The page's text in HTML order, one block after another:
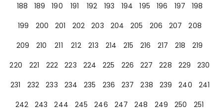
188
189 190 191 192 193 194 195 196 197
198
199
200 201 202 203 204 205 206 207
208
209
210 211 212 213 214 215 216 217 218
219
220
221 222 223 224 225 226 227 228 229
230
231
232 233 234 235 236 237 238 239 240
241
242
243 244 245 246 247 248 249 250
251